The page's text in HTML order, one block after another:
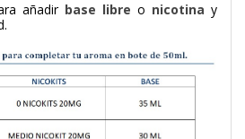
añadir base libre o nicotina y